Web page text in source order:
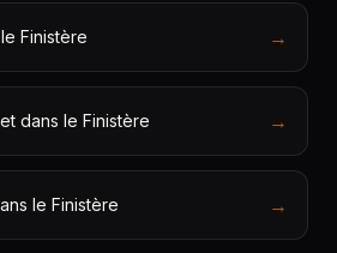
Finistère →
dans le Finistère →
le Finistère →